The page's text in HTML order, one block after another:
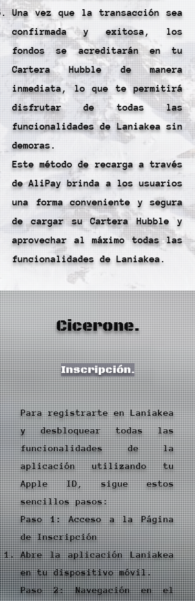
Una vez que la transacción sea
confirmada y exitosa, los
fondos se acreditarán en tu
Cartera Hubble de manera
inmediata, lo que te permitirá
disfrutar de todas las
funcionalidades de Laniakea sin
demoras.
Este método de recarga a través
de AliPay brinda a los usuarios
una forma conveniente y segura
de cargar su Cartera Hubble y
aprovechar al máximo todas las
funcionalidades de Laniakea.
Cicerone.
Inscripción.
Para registrarte en Laniakea
y desbloquear todas las
funcionalidades de la
aplicación utilizando tu
Apple ID, sigue estos
sencillos pasos:
Paso 1: Acceso a la Página
de Inscripción
Abre la aplicación Laniakea
en tu dispositivo móvil.
Paso 2: Navegación en el